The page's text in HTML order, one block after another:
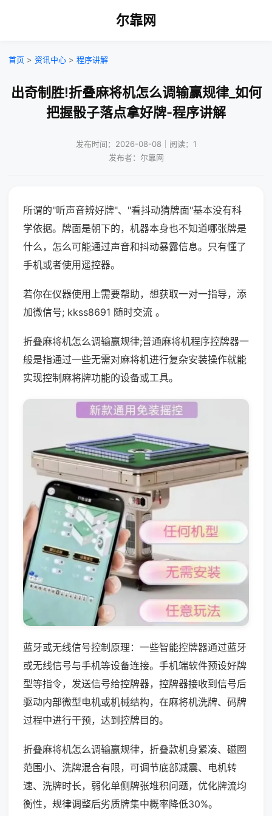
尔靠网
首页 > 资讯中心 > 程序讲解
出奇制胜!折叠麻将机怎么调输赢规律_如何
把握骰子落点拿好牌-程序讲解
发布时间：2026-08-08｜阅读：1
发布者：尔靠网
所谓的"听声音辨好牌"、"看抖动猜牌面"基本没有科
学依据。牌面是朝下的，机器本身也不知道哪张牌是
什么，怎么可能通过声音和抖动暴露信息。只有懂了
手机或者使用遥控器。
若你在仪器使用上需要帮助，想获取一对一指导，添
加微信号; kkss8691 随时交流 。
折叠麻将机怎么调输赢规律;普通麻将机程序控牌器一
般是指通过一些无需对麻将机进行复杂安装操作就能
实现控制麻将牌功能的设备或工具。
蓝牙或无线信号控制原理：一些智能控牌器通过蓝牙
或无线信号与手机等设备连接。手机端软件预设好牌
型等指令，发送信号给控牌器，控牌器接收到信号后
驱动内部微型电机或机械结构，在麻将机洗牌、码牌
过程中进行干预，达到控牌目的。
折叠麻将机怎么调输赢规律，折叠款机身紧凑、磁圈
范围小、洗牌混合有限，可调节底部减震、电机转
速、洗牌时长，弱化单侧牌张堆积问题，优化牌流均
衡性，规律调整后劣质牌集中概率降低30%。